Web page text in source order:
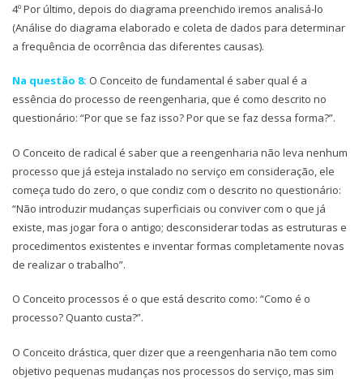
4º Por último, depois do diagrama preenchido iremos analisá-lo
(Análise do diagrama elaborado e coleta de dados para determinar
a frequência de ocorrência das diferentes causas).
Na questão 8: O Conceito de fundamental é saber qual é a
essência do processo de reengenharia, que é como descrito no
questionário: “Por que se faz isso? Por que se faz dessa forma?”.
O Conceito de radical é saber que a reengenharia não leva nenhum
processo que já esteja instalado no serviço em consideração, ele
começa tudo do zero, o que condiz com o descrito no questionário:
“Não introduzir mudanças superficiais ou conviver com o que já
existe, mas jogar fora o antigo; desconsiderar todas as estruturas e
procedimentos existentes e inventar formas completamente novas
de realizar o trabalho”.
O Conceito processos é o que está descrito como: “Como é o
processo? Quanto custa?”.
O Conceito drástica, quer dizer que a reengenharia não tem como
objetivo pequenas mudanças nos processos do serviço, mas sim